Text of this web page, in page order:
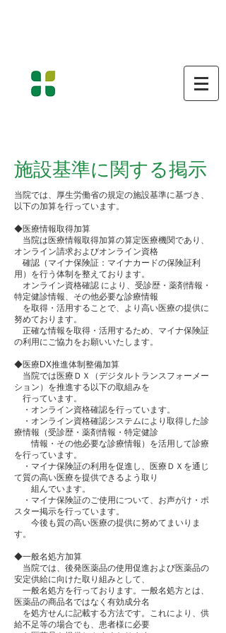
​施設基準に関する掲示
当院では、厚生労働省の規定の施設基準に基づき、
以下の加算を行っています。
◆医療情報取得加算
当院は医療情報取得加算の算定医療機関であり、
オンライン請求およびオンライン資格
確認（マイナ保険証：マイナカードの保険証利
用）を行う体制を整えております。
オンライン資格確認 により、受診歴・薬剤情報・
特定健診情報、その他必要な診療情報
を取得・活用することで、より高い医療の提供に
努めております。
正確な情報を取得・活用するため、マイナ保険証
の利用にご協力をお願いいたします。
◆医療DX推進体制整備加算
当院では医療ＤＸ（デジタルトランスフォーメー
ション）を推進する以下の取組みを
行っています。
・オンライン資格確認を行っています。
・オンライン資格確認システムにより取得した診
療情報（受診歴・薬剤情報・特定健診
情報・その他必要な診療情報）を活用して診療
を行っています。
・マイナ保険証の利用を促進し、医療ＤＸを通じ
て質の高い医療を提供できるよう取り
組んでいます。
​ ・マイナ保険証のご使用について、お声がけ・ポ
スター掲示を行っています。
今後も質の高い医療の提供に努めてまいりま
す。
◆一般名処方加算
当院では、後発医薬品の使用促進および医薬品の
安定供給に向けた取り組みとして、
一般名処方を行っております。一般名処方とは、
医薬品の商品名ではなく有効成分名
を処方せんに記載する方法です。これにより、供
給不足等の場合でも、患者様に必要